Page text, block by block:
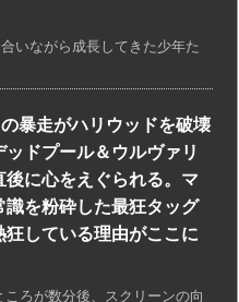
いながら成長してきた少年た
暴走がハリウッドを破壊
ドプール＆ウルヴァリ
後に心をえぐられる。マ
識を粉砕した最狂タッグ
狂している理由がここに
ろが数分後、スクリーンの向